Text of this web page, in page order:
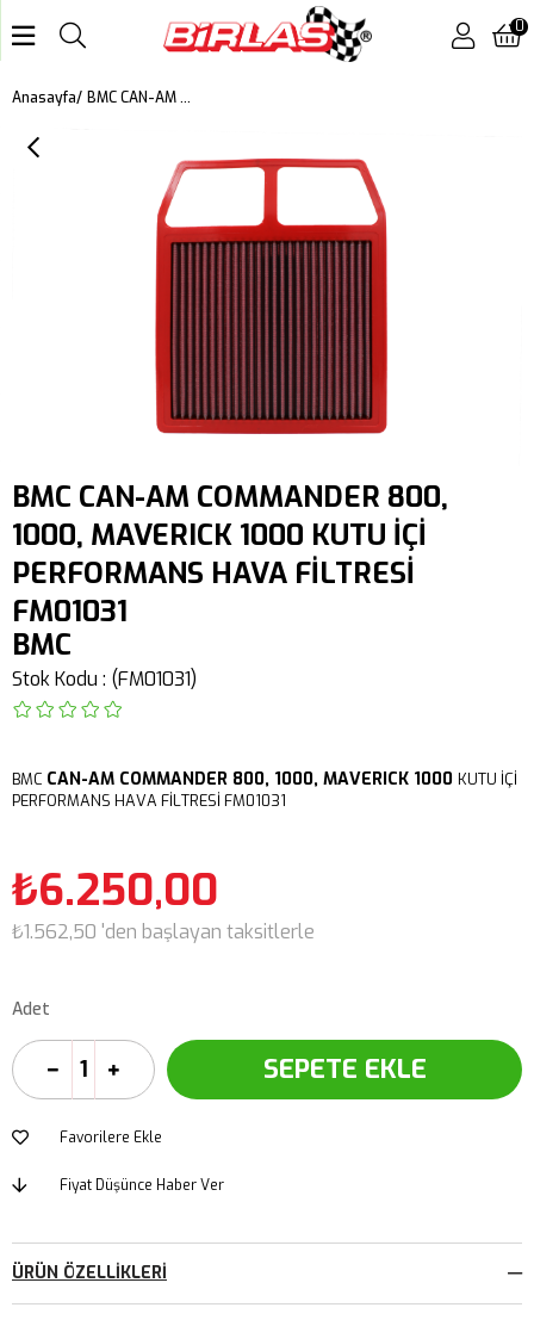
0
Anasayfa BMC CAN-AM COMMANDER 800, 1000, MAVERICK 1000 KUTU İÇİ PERFORMANS HAVA FİLTRESİ FM01031
BMC CAN-AM COMMANDER 800,
1000, MAVERICK 1000 KUTU İÇİ
PERFORMANS HAVA FİLTRESİ
FM01031
BMC
Stok Kodu (FM01031)
BMC CAN-AM COMMANDER 800, 1000, MAVERICK 1000 KUTU İÇİ
PERFORMANS HAVA FİLTRESİ FM01031
₺6.250,00
₺1.562,50 'den başlayan taksitlerle
Adet
Favorilere Ekle
Fiyat Düşünce Haber Ver
ÜRÜN ÖZELLIKLERI